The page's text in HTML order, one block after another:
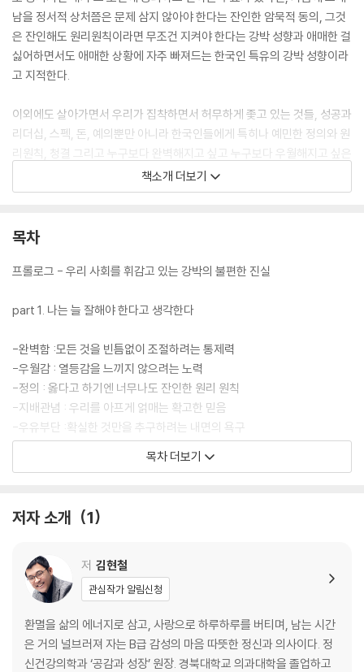
남을 정서적 상처쯤은 문제 삼지 않아야 한다는 잔인한 암묵적 동의, 그것
은 잔인해도 원리원칙이라면 무조건 지켜야 한다는 강박 성향과 애매한 걸
싫어하면서도 애매한 상황에 자주 빠져드는 한국인 특유의 강박 성향이라
고 지적한다.
이외에도 살아가면서 우리가 집착하면서 허무하게 좇고 있는 것들, 성공과
리더십, 스펙, 돈, 예의뿐만 아니라 한국인들에게 특히나 예민한 정의와 원
리원칙, 청결 그리고 누구보다 완벽해지고 싶고 누구보다 우월해지고 싶은
욕구의 무의식적인 의미와 강박의 관계를 24가지의 키워드로 구성해 불
편한 생각과 행동, 그리고 ‘반드시~ 해야 한다’란 생각에서 조금이나마 자
책소개 더보기
목차
프롤로그 - 우리 사회를 휘감고 있는 강박의 불편한 진실
part 1. 나는 늘 잘해야 한다고 생각한다
-완벽함 :모든 것을 빈틈없이 조절하려는 통제력
-우월감 : 열등감을 느끼지 않으려는 노력
-정의 : 옳다고 하기엔 너무나도 잔인한 원리 원칙
-지배관념 : 우리를 아프게 얽매는 확고한 믿음
-우유부단 :확실한 것만을 추구하려는 내면의 욕구
-애매함 : 이율배반적인 가치관이 만들어놓은 늪
-멘붕 : 무의식에 자리 잡은 공포와의 만남
-구속 : 스스로 가둬둔 감정의 굴레
-관계: 통제력을 향한 끝없는 갈망
-돈과 예의 : 감정을 격리하는 사람들이 집착하는 것
-스펙 쌓기 : 초인적인 힘을 느끼기 위한 몸부림
-시간 강박: 미래에 대한 패배감을 부정하는
목차 더보기
저자 소개 1
저 김현철
관심작가 알림신청
환멸을 삶의 에너지로 삼고, 사랑으로 하루하루를 버티며, 남는 시간
은 거의 널브러져 자는 B급 감성의 마음 따뜻한 정신과 의사이다. 정
신건강의학과 ‘공감과 성장’ 원장. 경북대학교 의과대학을 졸업하고